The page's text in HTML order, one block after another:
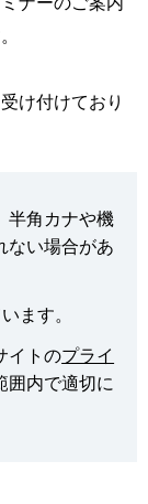
け付けており
半角カナや機
ない場合があ
ます。
イトのプライ
囲内で適切に